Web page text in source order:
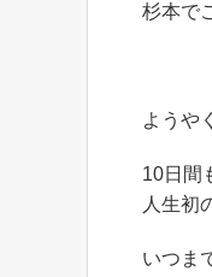
杉本で
ようや
10日間
人生初
いつま